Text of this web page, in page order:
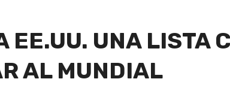
EE.UU. UNA
AL MUNDIAL